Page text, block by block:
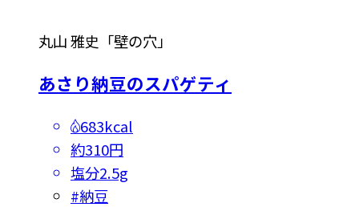
丸山 雅史「壁の穴」
あさり納豆のスパゲティ
683kcal
約310円
塩分2.5g
#納豆